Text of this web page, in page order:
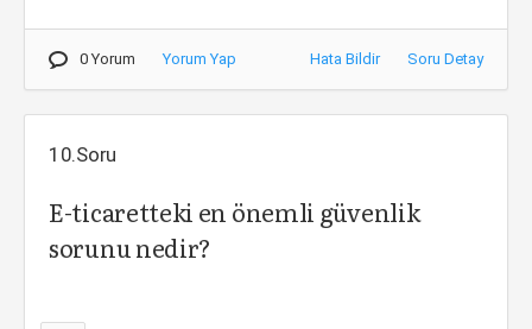
0 Yorum Yorum Yap Hata Bildir Soru Detay
10.Soru
E-ticaretteki en önemli güvenlik
sorunu nedir?